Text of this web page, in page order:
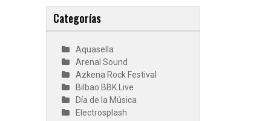
Categorías
Aquasella
Arenal Sound
Azkena Rock Festival
Bilbao BBK Live
Día de la Música
Electrosplash